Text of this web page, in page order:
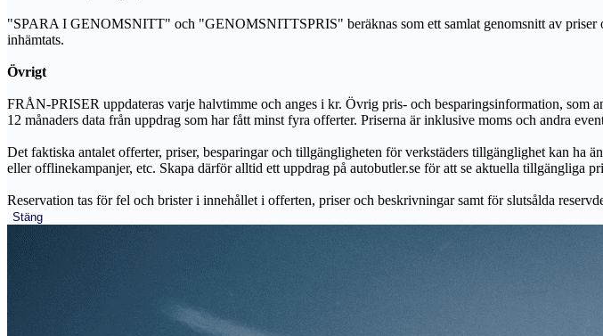
"SPARA I GENOMSNITT" och "GENOMSNITTSPRIS" beräknas som ett samlat genomsnitt av priser
inhämtats.
Övrigt
FRÅN-PRISER uppdateras varje halvtimme och anges i kr. Övrig pris- och besparingsinformation, som
12 månaders data från uppdrag som har fått minst fyra offerter. Priserna är inklusive moms och andra
Det faktiska antalet offerter, priser, besparingar och tillgängligheten för verkstäders tillgänglighet kan ha
eller offlinekampanjer, etc. Skapa därför alltid ett uppdrag på autobutler.se för att se aktuella tillgängliga
Reservation tas för fel och brister i innehållet i offerten, priser och beskrivningar samt för slutsålda
Stäng